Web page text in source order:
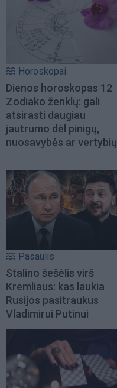
Horoskopai
Dienos horoskopas 12
Zodiako ženklų: gali
atsirasti daugiau
jautrumo dėl pinigų,
nuosavybės ar vertybių
Pasaulis
Stalino šešėlis virš
Kremliaus: kas laukia
Rusijos pasitraukus
Vladimirui Putinui